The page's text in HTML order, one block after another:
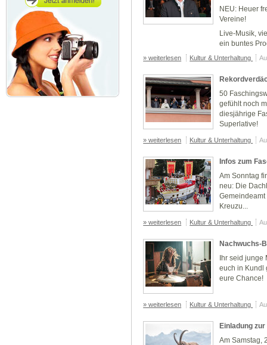
NEU: Heuer
Vereine!
Live-Musik,
ein buntes
» weiterlesen Kultur & Unterhaltung
50
gefühlt noch
diesjährige
Superlative!
» weiterlesen Kultur & Unterhaltung
Infos zum
Am Sonntag
neu: Die
Kreuzu...
» weiterlesen Kultur & Unterhaltung
Nachwuchs-
Ihr seid junge
euch in Kundl
eure Chance!
» weiterlesen Kultur & Unterhaltung
Einladung
Am Samstag,